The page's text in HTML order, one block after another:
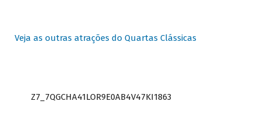
Veja as outras atrações do Quartas Clássicas
Z7_7QGCHA41LOR9E0AB4V47KI1863